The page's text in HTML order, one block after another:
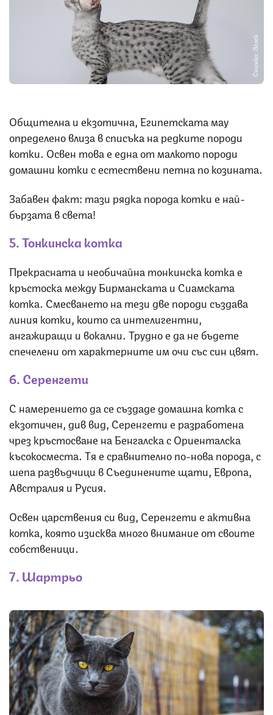
Снимка: iStock
Общителна и екзотична, Египетската мау
определено влиза в списъка на редките породи
котки. Освен това е една от малкото породи
домашни котки с естествени петна по козината.
Забавен факт: тази рядка порода котки е най-
бързата в света!
5.Тонкинска котка
Прекрасната и необичайна тонкинска котка е
кръстоска между Бирманската и Сиамската
котка. Смесването на тези две породи създава
линия котки, които са интелигентни,
ангажиращи и вокални. Трудно е да не бъдете
спечелени от характерните им очи със син цвят.
6. Серенгети
С намерението да се създаде домашна котка с
екзотичен, див вид, Серенгети е разработена
чрез кръстосване на Бенгалска с Ориенталска
късокосместа. Тя е сравнително по-нова порода, с
шепа развъдчици в Съединените щати, Европа,
Австралия и Русия.
Освен царствения си вид, Серенгети е активна
котка, която изисква много внимание от своите
собственици.
7. Шартрьо